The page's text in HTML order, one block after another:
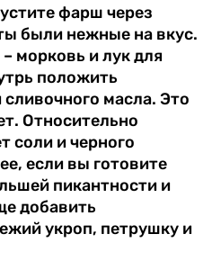
фарш через
были нежные на вкус.
морковь и лук для
положить
масла. Это
Относительно
соли и черного
если вы готовите
пикантности и
добавить
укроп, петрушку и